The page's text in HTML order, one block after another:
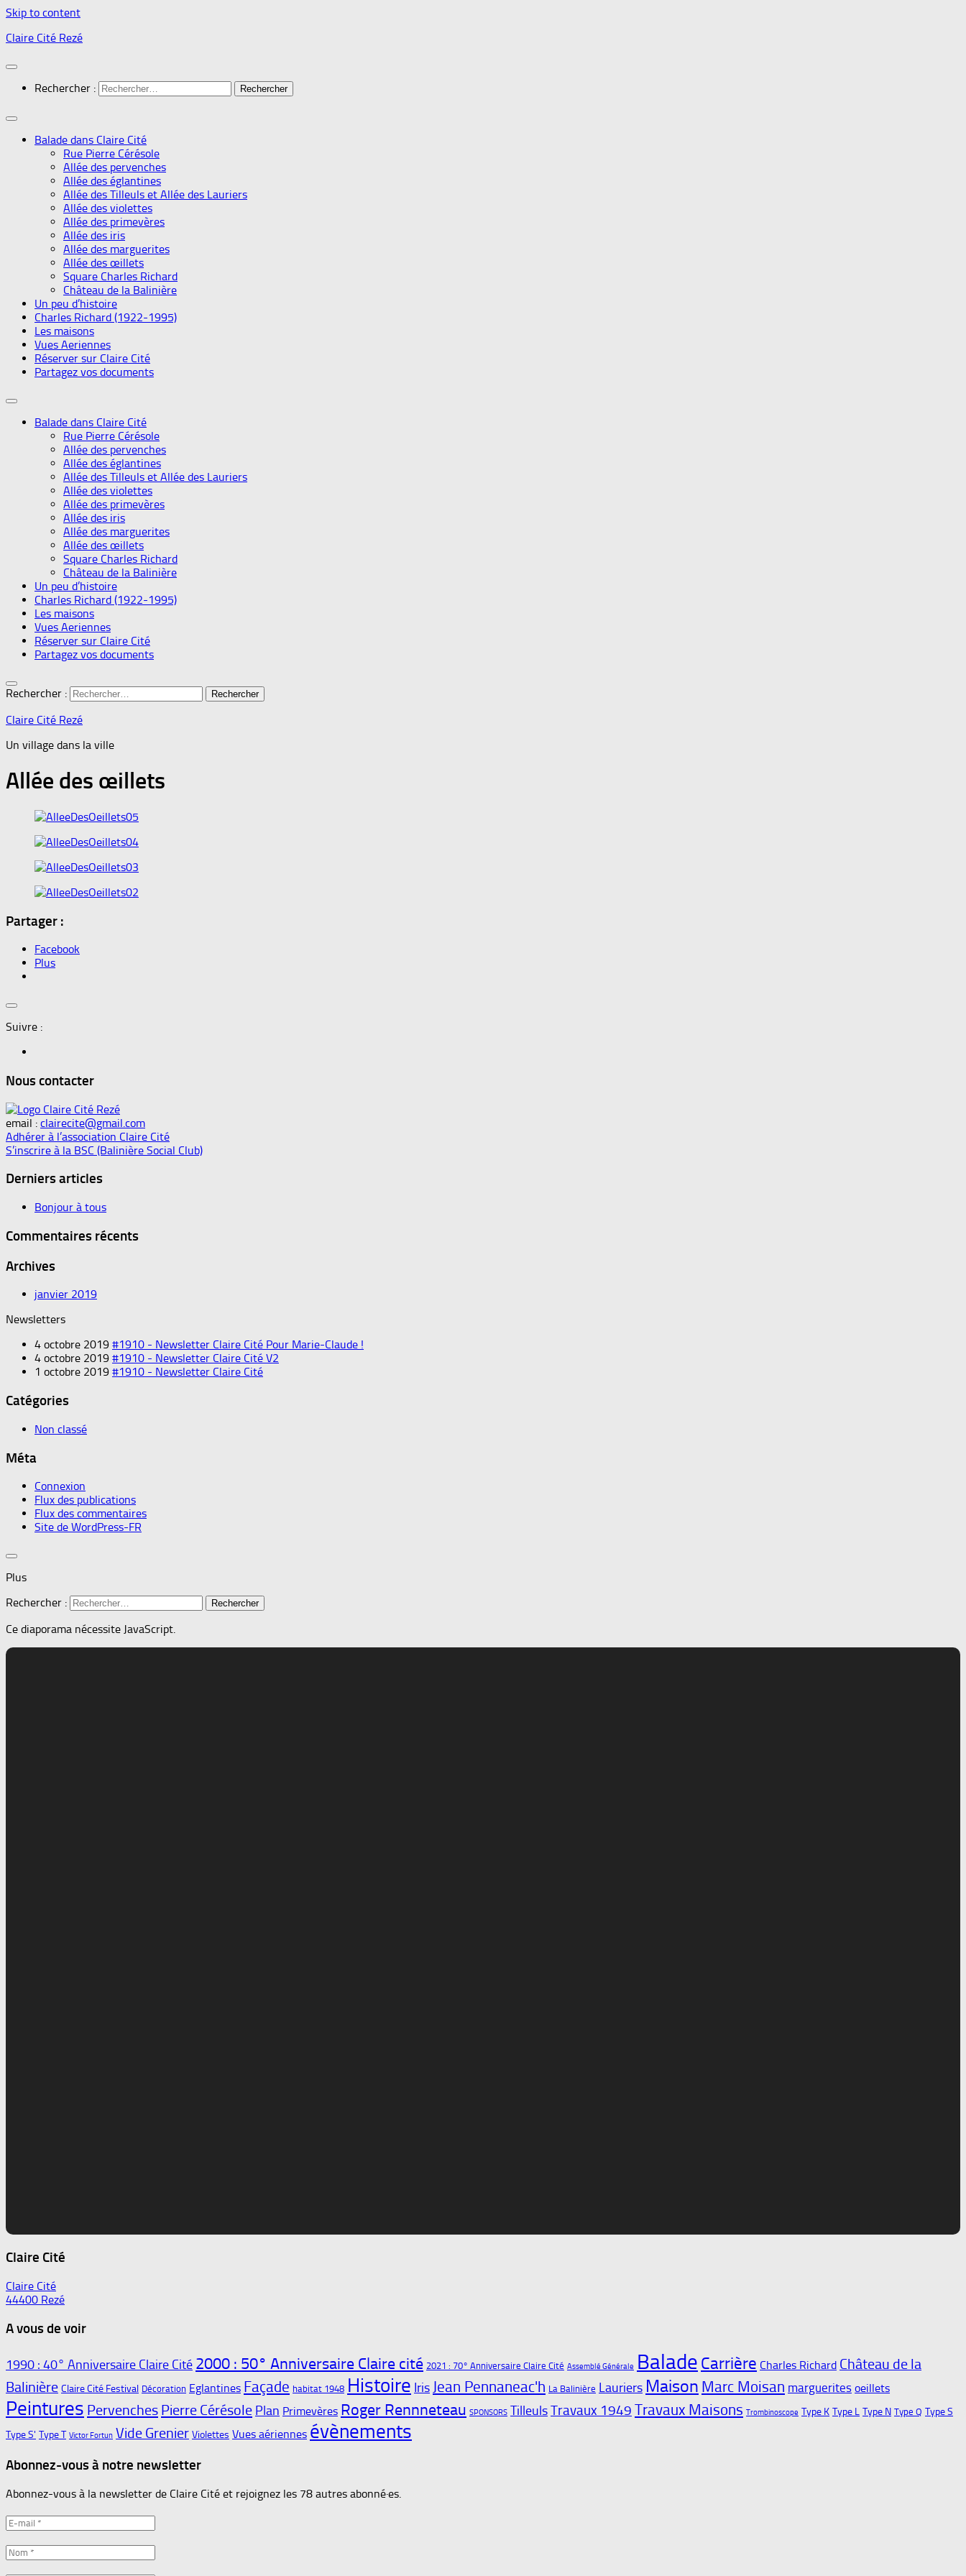
Skip to content
Claire Cité Rezé
Rechercher :
Balade dans Claire Cité
Rue Pierre Cérésole
Allée des pervenches
Allée des églantines
Allée des Tilleuls et Allée des Lauriers
Allée des violettes
Allée des primevères
Allée des iris
Allée des marguerites
Allée des œillets
Square Charles Richard
Château de la Balinière
Un peu d’histoire
Charles Richard (1922-1995)
Les maisons
Vues Aeriennes
Réserver sur Claire Cité
Partagez vos documents
Balade dans Claire Cité
Rue Pierre Cérésole
Allée des pervenches
Allée des églantines
Allée des Tilleuls et Allée des Lauriers
Allée des violettes
Allée des primevères
Allée des iris
Allée des marguerites
Allée des œillets
Square Charles Richard
Château de la Balinière
Un peu d’histoire
Charles Richard (1922-1995)
Les maisons
Vues Aeriennes
Réserver sur Claire Cité
Partagez vos documents
Rechercher :
Claire Cité Rezé
Un village dans la ville
Allée des œillets
Partager :
Facebook
Plus
Suivre :
Nous contacter
email : clairecite@gmail.com
Adhérer à l’association Claire Cité
S’inscrire à la BSC (Balinière Social Club)
Derniers articles
Bonjour à tous
Commentaires récents
Archives
janvier 2019
Newsletters
4 octobre 2019 #1910 - Newsletter Claire Cité Pour Marie-Claude !
4 octobre 2019 #1910 - Newsletter Claire Cité V2
1 octobre 2019 #1910 - Newsletter Claire Cité
Catégories
Non classé
Méta
Connexion
Flux des publications
Flux des commentaires
Site de WordPress-FR
Plus
Rechercher :
Ce diaporama nécessite JavaScript.
Claire Cité
Claire Cité
44400 Rezé
A vous de voir
1990 : 40° Anniversaire Claire Cité 2000 : 50° Anniversaire Claire cité 2021 : 70° Anniversaire Claire Cité Assemblé Générale Balade Carrière Charles Richard Château de la
Balinière Claire Cité Festival Décoration Eglantines Façade habitat 1948 Histoire Iris Jean Pennaneac'h La Balinière Lauriers Maison Marc Moisan marguerites oeillets
Peintures Pervenches Pierre Cérésole Plan Primevères Roger Rennneteau SPONSORS TilleulsTravaux 1949 Travaux Maisons Trombinoscope Type K Type L Type N Type Q Type S
Type S' Type T Victor Fortun Vide Grenier Violettes Vues aériennes évènements
Abonnez-vous à notre newsletter
Abonnez-vous à la newsletter de Claire Cité et rejoignez les 78 autres abonné·es.